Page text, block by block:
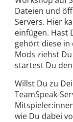
Dateien und
Servers. Hier
einfügen. Hast
gehört diese in
Mods ziehst
startest Du
Willst Du zu
TeamSpeak-
wie Du dabei